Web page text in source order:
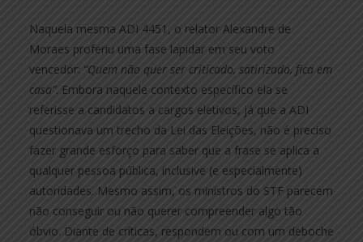
Naquela mesma ADI 4451, o relator Alexandre de
Moraes proferiu uma fase lapidar em seu voto
vencedor: “Quem não quer ser criticado, satirizado, fica em
casa”. Embora naquele contexto específico ela se
referisse a candidatos a cargos eletivos, já que a ADI
questionava um trecho da Lei das Eleições, não é preciso
fazer grande esforço para saber que a frase se aplica a
qualquer pessoa pública, inclusive (e especialmente)
autoridades. Mesmo assim, os ministros do STF parecem
não conseguir ou não querer compreender algo tão
óbvio. Diante de críticas, respondem ou com um deboche